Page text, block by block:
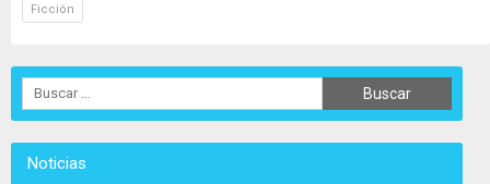
Ficción
Noticias